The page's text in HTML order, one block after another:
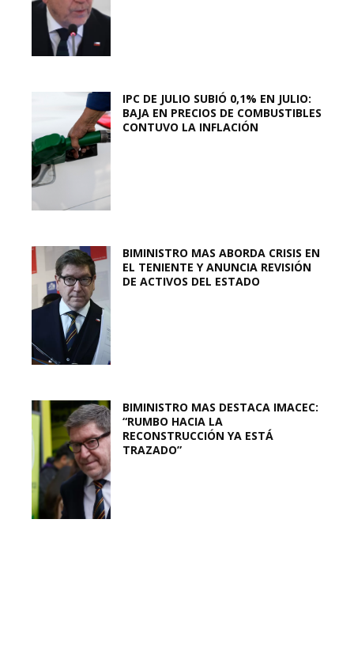
IPC DE JULIO SUBIÓ 0,1% EN JULIO:
BAJA EN PRECIOS DE COMBUSTIBLES
CONTUVO LA INFLACIÓN
BIMINISTRO MAS ABORDA CRISIS EN
EL TENIENTE Y ANUNCIA REVISIÓN
DE ACTIVOS DEL ESTADO
BIMINISTRO MAS DESTACA IMACEC:
“RUMBO HACIA LA
RECONSTRUCCIÓN YA ESTÁ
TRAZADO”